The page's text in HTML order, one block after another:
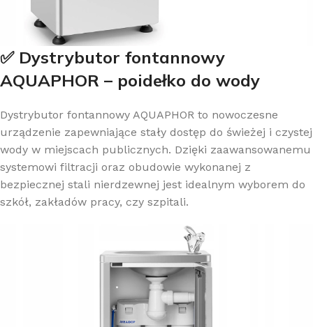
✅ Dystrybutor fontannowy
AQUAPHOR – poidełko do wody
Dystrybutor fontannowy AQUAPHOR to nowoczesne
urządzenie zapewniające stały dostęp do świeżej i czystej
wody w miejscach publicznych. Dzięki zaawansowanemu
systemowi filtracji oraz obudowie wykonanej z
bezpiecznej stali nierdzewnej jest idealnym wyborem do
szkół, zakładów pracy, czy szpitali.